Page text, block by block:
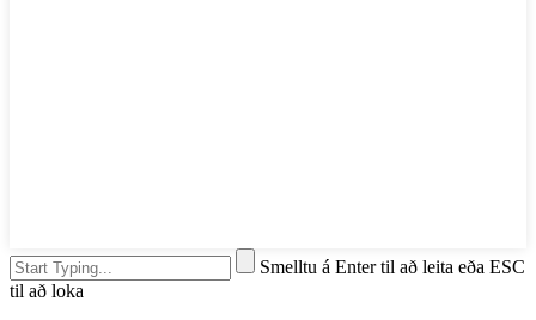
Smelltu á Enter til að leita eða ESC
til að loka